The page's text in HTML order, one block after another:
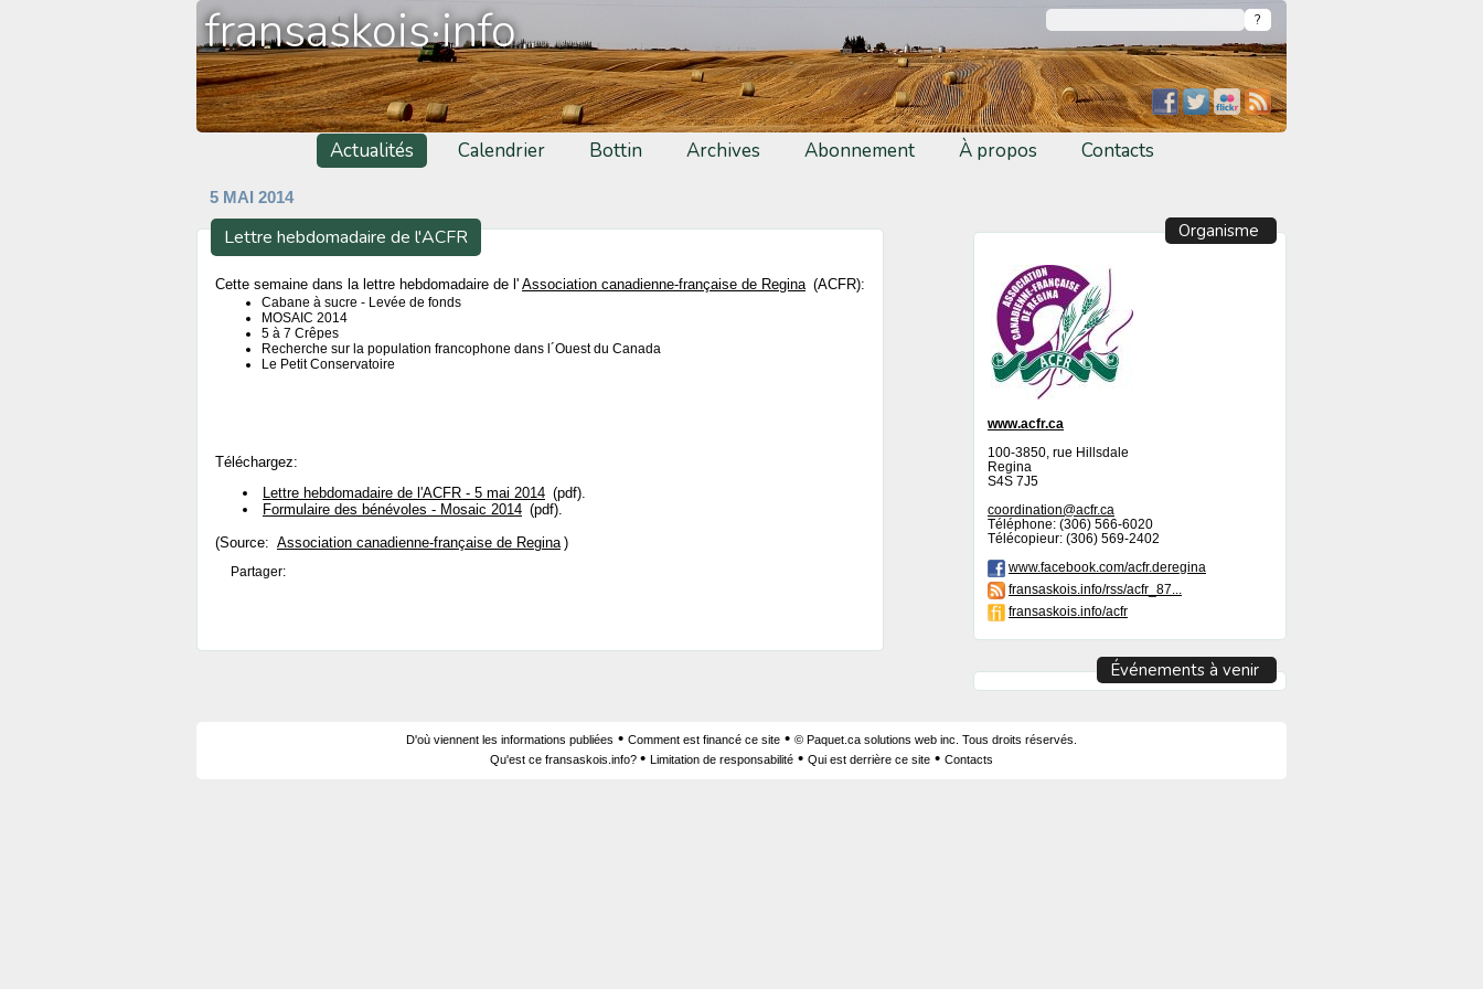
fransaskois·info
Actualités Calendrier Bottin Archives Abonnement À propos Contacts
5 MAI 2014
Lettre hebdomadaire de l'ACFR
Cette semaine dans la lettre hebdomadaire de l' Association canadienne-française de Regina (ACFR):
Cabane à sucre - Levée de fonds
MOSAIC 2014
5 à 7 Crêpes
Recherche sur la population francophone dans l´Ouest du Canada
Le Petit Conservatoire
Téléchargez:
Lettre hebdomadaire de l'ACFR - 5 mai 2014 (pdf).
Formulaire des bénévoles - Mosaic 2014 (pdf).
(Source: Association canadienne-française de Regina )
Partager:
Organisme
www.acfr.ca
100-3850, rue Hillsdale
Regina
S4S 7J5
coordination@acfr.ca
Téléphone: (306) 566-6020
Télécopieur: (306) 569-2402
www.facebook.com/acfr.deregina
fransaskois.info/rss/acfr_87...
fransaskois.info/acfr
Événements à venir
D'où viennent les informations publiées • Comment est financé ce site • © Paquet.ca solutions web inc. Tous droits réservés.
Qu'est ce fransaskois.info? • Limitation de responsabilité • Qui est derrière ce site • Contacts